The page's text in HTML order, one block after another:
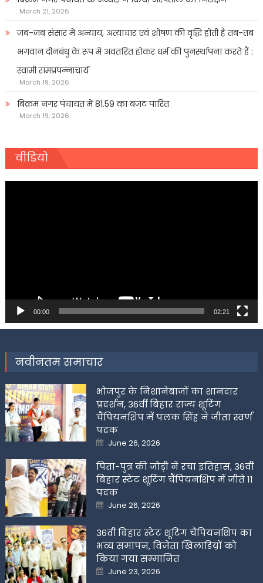
March 21, 2026
जब-जब संसार में अन्याय, अत्याचार एवं शोषण की वृद्धि होती है तब-तब
भगवान दीनबंधु के रूप में अवतरित होकर धर्म की पुनर्स्थापना करते हैं :
स्वामी रामप्रपन्नाचार्य
March 19, 2026
बिक्रम नगर पंचायत में 81.59 का बजट पारित
March 19, 2026
वीडियो
00:00 02:21
नवीनतम समाचार
भोजपुर के निशानेबाजों का शानदार
प्रदर्शन, 36वीं बिहार राज्य शूटिंग
चैंपियनशिप में पलक सिंह ने जीता स्वर्ण
पदक
Posted
on
June 26, 2026
पिता-पुत्र की जोड़ी ने रचा इतिहास, 36वीं
बिहार स्टेट शूटिंग चैंपियनशिप में जीते 11
पदक
Posted
on
June 26, 2026
36वीं बिहार स्टेट शूटिंग चैंपियनशिप का
भव्य समापन, विजेता खिलाडिय़ों को
किया गया सम्मानित
Posted
on
June 23, 2026